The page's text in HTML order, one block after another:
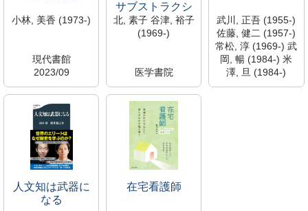
小林, 美香 (1973-)
現代書館
2023/09
674/K
S110274
新着資料
所蔵中
大宮館
サブストラクシ
ョン
北, 素子 谷津, 裕子
(1969-)
医学書院
2009/11
WY/20.5/K
SK01416
藤川研究室(411)
閲覧可→各室へ直
接問合せ
大宮研究室
武川, 正吾 (1955-)
佐藤, 健二 (1957-)
常松, 淳 (1969-) 武
岡, 暢 (1984-) 米
澤, 旦 (1984-)
人文知は武器に
なる
在宅看護師